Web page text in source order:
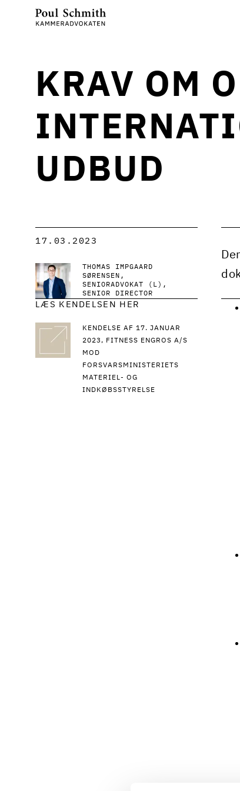
KRAV OM
UDBUD
17.03.2023
THOMAS IMPGAARD
SØRENSEN
SENIORADVOKAT (L),
SENIOR DIRECTOR
LÆS KENDELSEN HER
KENDELSE AF 17. JANUAR
2023, FITNESS ENGROS A/S
MOD
FORSVARSMINISTERIETS
MATERIEL- OG
INDKØBSSTYRELSE